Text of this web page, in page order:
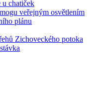
u chatiček
veřejným osvětlením
plánu
Zichoveckého potoka